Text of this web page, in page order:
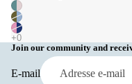
Join our community and
E-mail